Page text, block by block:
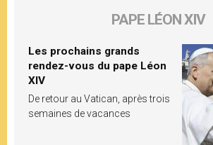
PAPE LÉON XIV
Les prochains grands
rendez-vous du pape Léon
XIV
De retour au Vatican, après trois
semaines de vacances